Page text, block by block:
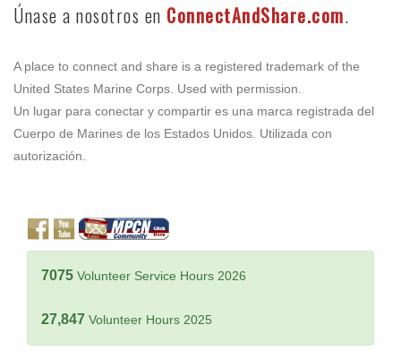
Únase a nosotros en ConnectAndShare.com.
A place to connect and share is a registered trademark of the
United States Marine Corps. Used with permission.
Un lugar para conectar y compartir es una marca registrada del
Cuerpo de Marines de los Estados Unidos. Utilizada con
autorización.
7075 Volunteer Service Hours 2026
27,847 Volunteer Hours 2025